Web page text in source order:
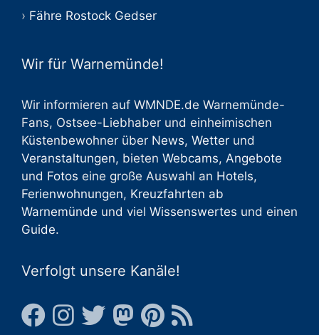
Fähre Rostock Gedser
Wir für Warnemünde!
Wir informieren auf WMNDE.de Warnemünde-
Fans, Ostsee-Liebhaber und einheimischen
Küstenbewohner über News, Wetter und
Veranstaltungen, bieten Webcams, Angebote
und Fotos eine große Auswahl an Hotels,
Ferienwohnungen, Kreuzfahrten ab
Warnemünde und viel Wissenswertes und einen
Guide.
Verfolgt unsere Kanäle!